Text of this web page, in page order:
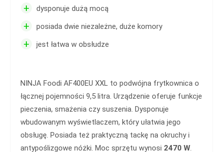
+ dysponuje dużą mocą
+ posiada dwie niezależne, duże komory
+ jest łatwa w obsłudze
NINJA Foodi AF400EU XXL to podwójna frytkownica o
łącznej pojemności 9,5 litra. Urządzenie oferuje funkcje
pieczenia, smażenia czy suszenia. Dysponuje
wbudowanym wyświetlaczem, który ułatwia jego
obsługę. Posiada też praktyczną tackę na okruchy i
antypoślizgowe nóżki. Moc sprzętu wynosi 2470 W.